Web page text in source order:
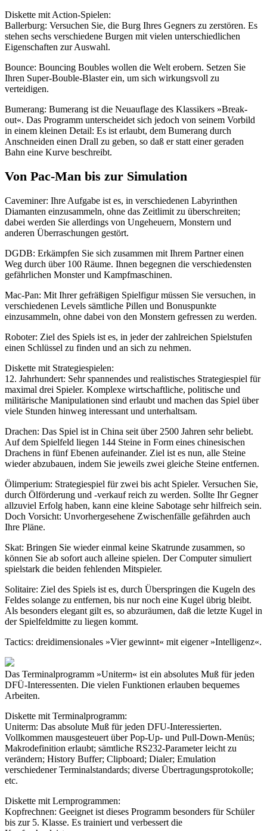
Diskette mit Action-Spielen:
Ballerburg: Versuchen Sie, die Burg Ihres Gegners zu zerstören. Es
stehen sechs verschiedene Burgen mit vielen unterschiedlichen
Eigenschaften zur Auswahl.
Bounce: Bouncing Boubles wollen die Welt erobern. Setzen Sie
Ihren Super-Bouble-Blaster ein, um sich wirkungsvoll zu
verteidigen.
Bumerang: Bumerang ist die Neuauflage des Klassikers »Break-
out«. Das Programm unterscheidet sich jedoch von seinem Vorbild
in einem kleinen Detail: Es ist erlaubt, dem Bumerang durch
Anschneiden einen Drall zu geben, so daß er statt einer geraden
Bahn eine Kurve beschreibt.
Von Pac-Man bis zur Simulation
Caveminer: Ihre Aufgabe ist es, in verschiedenen Labyrinthen
Diamanten einzusammeln, ohne das Zeitlimit zu überschreiten;
dabei werden Sie allerdings von Ungeheuern, Monstern und
anderen Überraschungen gestört.
DGDB: Erkämpfen Sie sich zusammen mit Ihrem Partner einen
Weg durch über 100 Räume. Ihnen begegnen die verschiedensten
gefährlichen Monster und Kampfmaschinen.
Mac-Pan: Mit Ihrer gefräßigen Spielfigur müssen Sie versuchen, in
verschiedenen Levels sämtliche Pillen und Bonuspunkte
einzusammeln, ohne dabei von den Monstern gefressen zu werden.
Roboter: Ziel des Spiels ist es, in jeder der zahlreichen Spielstufen
einen Schlüssel zu finden und an sich zu nehmen.
Diskette mit Strategiespielen:
12. Jahrhundert: Sehr spannendes und realistisches Strategiespiel für
maximal drei Spieler. Komplexe wirtschaftliche, politische und
militärische Manipulationen sind erlaubt und machen das Spiel über
viele Stunden hinweg interessant und unterhaltsam.
Drachen: Das Spiel ist in China seit über 2500 Jahren sehr beliebt.
Auf dem Spielfeld liegen 144 Steine in Form eines chinesischen
Drachens in fünf Ebenen aufeinander. Ziel ist es nun, alle Steine
wieder abzubauen, indem Sie jeweils zwei gleiche Steine entfernen.
Ölimperium: Strategiespiel für zwei bis acht Spieler. Versuchen Sie,
durch Ölförderung und -verkauf reich zu werden. Sollte Ihr Gegner
allzuviel Erfolg haben, kann eine kleine Sabotage sehr hilfreich sein.
Doch Vorsicht: Unvorhergesehene Zwischenfälle gefährden auch
Ihre Pläne.
Skat: Bringen Sie wieder einmal keine Skatrunde zusammen, so
können Sie ab sofort auch alleine spielen. Der Computer simuliert
spielstark die beiden fehlenden Mitspieler.
Solitaire: Ziel des Spiels ist es, durch Überspringen die Kugeln des
Feldes solange zu entfernen, bis nur noch eine Kugel übrig bleibt.
Als besonders elegant gilt es, so abzuräumen, daß die letzte Kugel in
der Spielfeldmitte zu liegen kommt.
Tactics: dreidimensionales »Vier gewinnt« mit eigener »Intelligenz«.
Das Terminalprogramm »Uniterm« ist ein absolutes Muß für jeden
DFÜ-Interessenten. Die vielen Funktionen erlauben bequemes
Arbeiten.
Diskette mit Terminalprogramm:
Uniterm: Das absolute Muß für jeden DFU-Interessierten.
Vollkommen mausgesteuert über Pop-Up- und Pull-Down-Menüs;
Makrodefinition erlaubt; sämtliche RS232-Parameter leicht zu
verändern; History Buffer; Clipboard; Dialer; Emulation
verschiedener Terminalstandards; diverse Übertragungsprotokolle;
etc.
Diskette mit Lernprogrammen:
Kopfrechnen: Geeignet ist dieses Programm besonders für Schüler
bis zur 5. Klasse. Es trainiert und verbessert die